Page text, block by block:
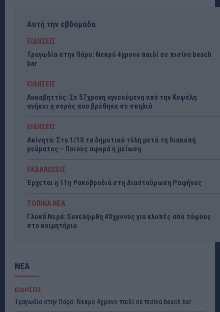
Αυτή την εβδομάδα
ΕΙΔΗΣΕΙΣ
Τραγωδία στην Πάρο: Νεκρό 4χρονο παιδί σε πισίνα beach
bar
ΕΙΔΗΣΕΙΣ
Λυκαβηττός: Σε 57χρονη αγνοούμενη από την Κυψέλη
ανήκει η σορός που βρέθηκε σε σπηλιά
ΕΙΔΗΣΕΙΣ
Ακίνητα: Στο 1/10 τα δημοτικά τέλη μετά τη διακοπή
ρεύματος – Ποιους αφορά η μείωση
ΕΚΔΗΛΩΣΕΙΣ
Έρχεται η 11η Ρακοβραδιά στη Διασταύρωση Ραφήνας
ΤΟΠΙΚΑ ΝΕΑ
Γλυκά Νερά: Συνελήφθη 40χρονος για κλοπές από τάφους
στο κοιμητήριο
ΝΕΑ
ΕΙΔΗΣΕΙΣ
Τραγωδία στην Πάρο: Νεκρό 4χρονο παιδί σε πισίνα beach bar